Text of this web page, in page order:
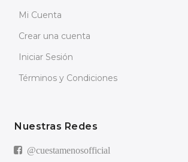
Mi Cuenta
Crear una cuenta
Iniciar Sesión
Términos y Condiciones
Nuestras Redes
@cuestamenosofficial